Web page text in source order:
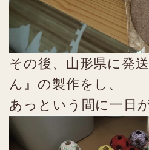
その後、山形県に発
ん』の製作をし、
あっという間に一日